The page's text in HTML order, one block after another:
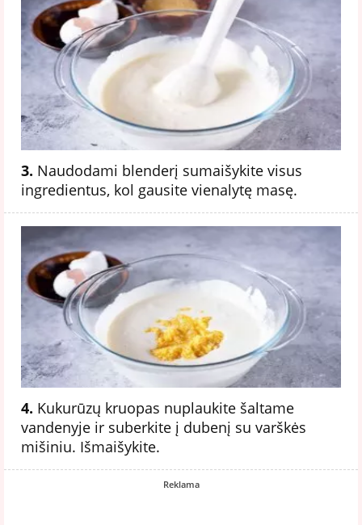
3. Naudodami blenderį sumaišykite visus
ingredientus, kol gausite vienalytę masę.
4. Kukurūzų kruopas nuplaukite šaltame
vandenyje ir suberkite į dubenį su varškės
mišiniu. Išmaišykite.
Reklama